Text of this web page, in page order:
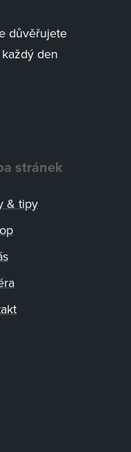
důvěřujete
den
stránek
& tipy